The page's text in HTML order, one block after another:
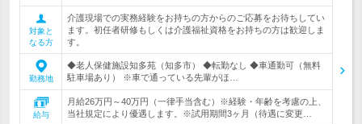
対象と
なる方
介護現場での実務経験をお持ちの方からのご応募をお待ちしてい
ます。初任者研修もしくは介護福祉資格をお持ちの方は歓迎しま
す。
勤務地
◆老人保健施設知多苑（知多市） ◆転勤なし ◆車通勤可（無料
駐車場あり） ※車で通っている先輩がほ…
給与
月給26万円～40万円（一律手当含む）※経験・年齢を考慮の上、
当社規定により優遇します。※試用期間3ヶ月（待遇に変更…